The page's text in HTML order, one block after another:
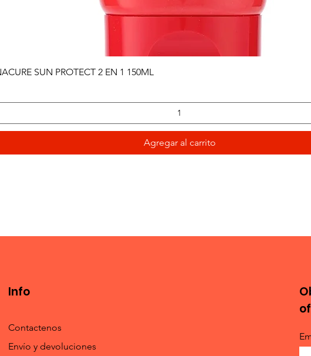
SUN PROTECT 2 EN 1 150ML
Agregar al carrito
Info
Contactenos
Envío y devoluciones